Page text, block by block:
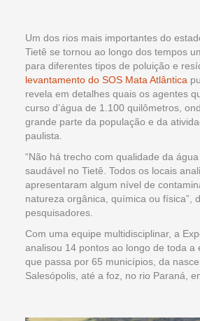
Um dos rios mais importantes do
Tietê se tornou ao longo dos tempos
para diferentes tipos de poluição e
levantamento do SOS Mata Atlântica
revela em detalhes quais os agentes
curso d’água de 1.100 quilômetros,
grande parte da população e da
paulista.
“Não há trecho com qualidade da
saudável no Tietê. Todos os locais
apresentaram algum nível de
natureza orgânica, química ou física”,
pesquisadores.
Com uma equipe multidisciplinar, a
analisou 14 pontos ao longo de toda a
que passa por 65 municípios, da
Salesópolis, até a foz, no rio Paraná,